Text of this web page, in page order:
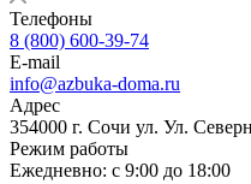
Телефоны
8 (800) 600-39-74
E-mail
info@azbuka-doma.ru
Адрес
354000 г. Сочи ул. Ул.
Режим работы
Ежедневно: с 9:00 до 18:00